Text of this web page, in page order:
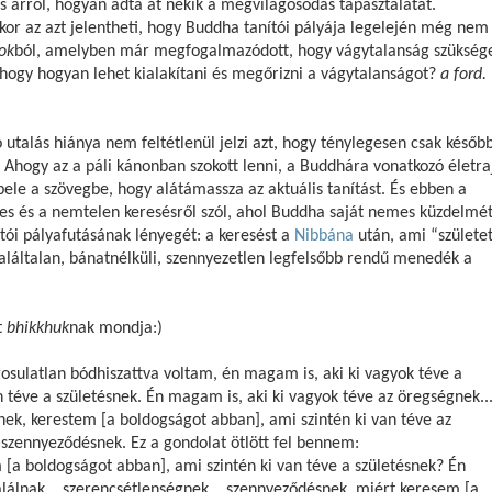
arról, hogyan adta át nekik a megvilágosodás tapasztalatát.
az azt jelentheti, hogy Buddha tanítói pályája legelején még nem
ból, amelyben már megfogalmazódott, hogy vágytalanság
hogyan lehet kialakítani és megőrizni a vágytalanságot? a ford.
utalás hiánya nem feltétlenül jelzi azt, hogy ténylegesen csak
az a páli kánonban szokott lenni, a Buddhára vonatkozó
a szövegbe, hogy alátámassza az aktuális tanítást. És ebben a
és a nemtelen keresésről szól, ahol Buddha saját nemes
pályafutásának lényegét: a keresést a Nibbána után, ami
bánatnélküli, szennyezetlen legfelsőbb rendű menedék a
bhikkhuknak mondja:)
bódhiszattva voltam, én magam is, aki ki vagyok téve a
a születésnek. Én magam is, aki ki vagyok téve az
kerestem [a boldogságot abban], ami szintén ki van téve az
Ez a gondolat ötlött fel bennem:
boldogságot abban], ami szintén ki van téve a születésnek? Én